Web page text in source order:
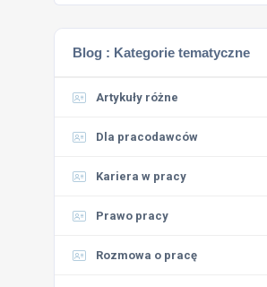
Blog : Kategorie tematyczne
Artykuły różne
Dla pracodawców
Kariera w pracy
Prawo pracy
Rozmowa o pracę